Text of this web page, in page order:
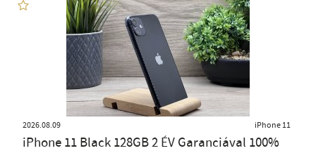
2026.08.09 iPhone 11
iPhone 11 Black 128GB 2 ÉV Garanciával 100%